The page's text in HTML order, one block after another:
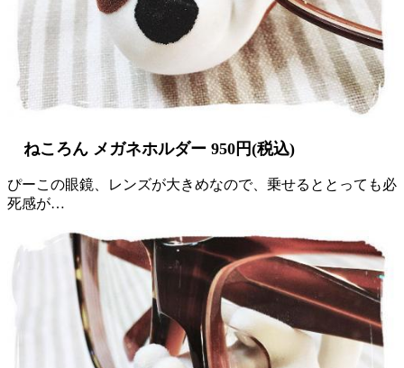
ねころん メガネホルダー 950円(税込)
ぴーこの眼鏡、レンズが大きめなので、乗せるととっても必
死感が…